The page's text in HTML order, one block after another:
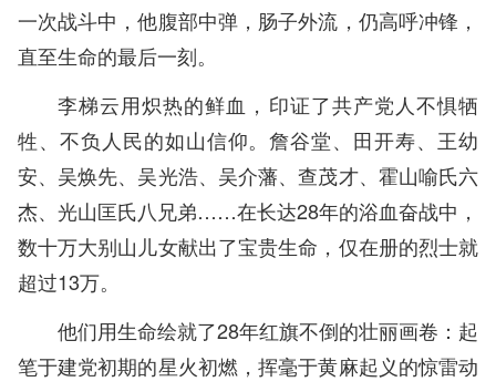
一次战斗中，他腹部中弹，肠子外流，仍高呼冲锋，
直至生命的最后一刻。
李梯云用炽热的鲜血，印证了共产党人不惧牺
牲、不负人民的如山信仰。詹谷堂、田开寿、王幼
安、吴焕先、吴光浩、吴介藩、查茂才、霍山喻氏六
杰、光山匡氏八兄弟……在长达28年的浴血奋战中，
数十万大别山儿女献出了宝贵生命，仅在册的烈士就
超过13万。
他们用生命绘就了28年红旗不倒的壮丽画卷：起
笔于建党初期的星火初燃，挥毫于黄麻起义的惊雷动